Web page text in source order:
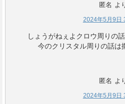
匿名 よ
2024年5月9日
しょうがねぇよクロウ周りの
今のクリスタル周りの話は
匿名 よ
2024年5月9日